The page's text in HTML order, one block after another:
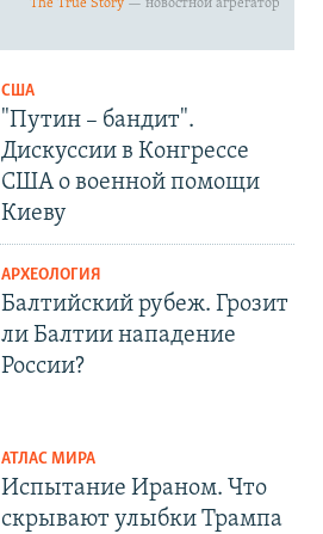
США
"Путин – бандит".
Дискуссии в Конгрессе
США о военной помощи
Киеву
АРХЕОЛОГИЯ
Балтийский рубеж. Грозит
ли Балтии нападение
России?
АТЛАС МИРА
Испытание Ираном. Что
скрывают улыбки Трампа